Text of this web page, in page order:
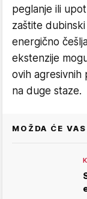
peglanje ili
zaštite
energično
ekstenzije
ovih
na duge staze.
MOŽDA ĆE